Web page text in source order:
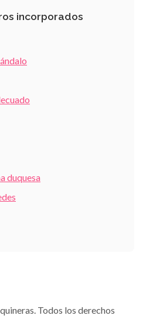
incorporados
duquesa
Todos los derechos